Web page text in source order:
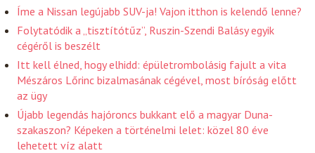
Íme a Nissan legújabb SUV-ja! Vajon itthon is kelendő lenne?
Folytatódik a „tisztítótűz”, Ruszin-Szendi Balásy egyik
cégéről is beszélt
Itt kell élned, hogy elhidd: épületrombolásig fajult a vita
Mészáros Lőrinc bizalmasának cégével, most bíróság előtt
az ügy
Újabb legendás hajóroncs bukkant elő a magyar Duna-
szakaszon? Képeken a történelmi lelet: közel 80 éve
lehetett víz alatt